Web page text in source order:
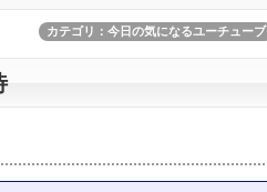
カテゴリ：今日の気になるユーチューブ